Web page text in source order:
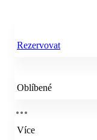
Rezervovat
Oblíbené
Více